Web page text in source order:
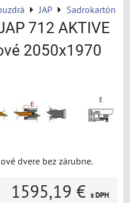
JAP Sadrokartón
712 AKTIVE
2050x1970
dvere bez zárubne.
1595,19 € s DPH